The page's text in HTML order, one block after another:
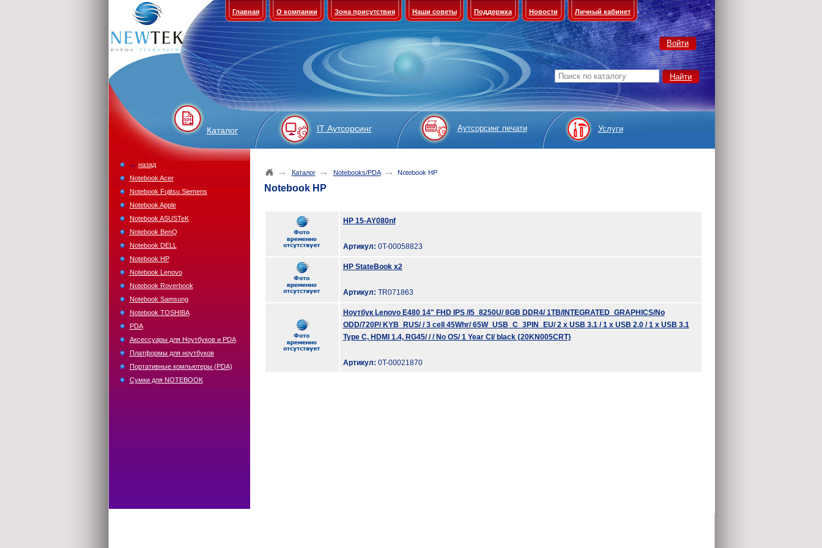
Главная О компании Зона присутствия Наши советы Поддержка Новости Личный кабинет
Войти
Каталог IT Аутсорсинг Аутсорсинг печати Услуги
→ Каталог → Notebooks/PDA → Notebook HP
Notebook HP
HP 15-AY080nf
Артикул: 0T-00058823
HP StateBook x2
Артикул: TR071863
Ноутбук Lenovo E480 14" FHD IPS /I5_8250U/ 8GB DDR4/ 1TB/INTEGRATED_GRAPHICS/No
ODD/720P/ KYB_RUS/ / 3 cell 45Whr/ 65W_USB_C_3PIN_EU/ 2 x USB 3.1 / 1 x USB 2.0 / 1 х USB 3.1
Type C, HDMI 1.4, RG45/ / / No OS/ 1 Year CI/ black {20KN005CRT}
Артикул: 0T-00021870
← назад
Notebook Acer
Notebook Fujitsu Siemens
Notebook Apple
Notebook ASUSTeK
Notebook BenQ
Notebook DELL
Notebook HP
Notebook Lenovo
Notebook Roverbook
Notebook Samsung
Notebook TOSHIBA
PDA
Аксессуары для Ноутбуков и PDA
Платформы для ноутбуков
Портативные компьютеры (PDA)
Сумки для NOTEBOOK